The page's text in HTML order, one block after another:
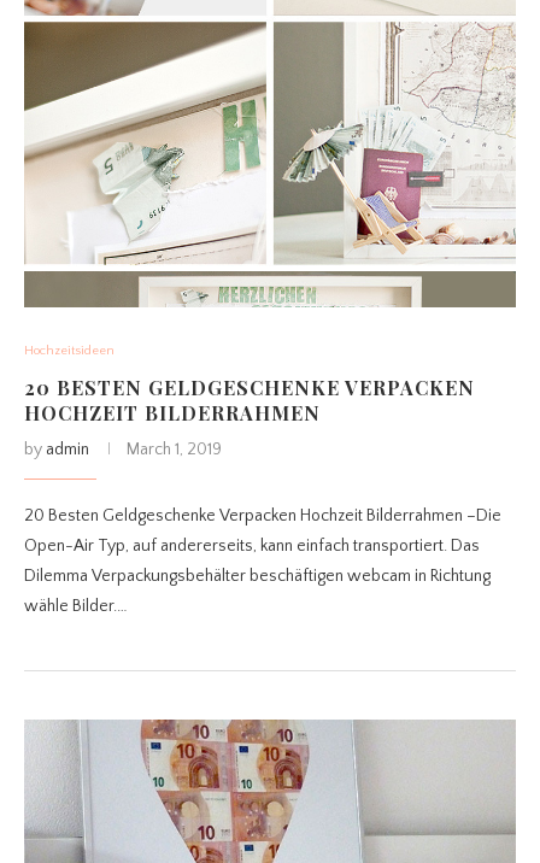
Hochzeitsideen
20 BESTEN GELDGESCHENKE VERPACKEN
HOCHZEIT BILDERRAHMEN
by admin March 1, 2019
20 Besten Geldgeschenke Verpacken Hochzeit Bilderrahmen –Die
Open-Air Typ, auf andererseits, kann einfach transportiert. Das
Dilemma Verpackungsbehälter beschäftigen webcam in Richtung
wähle Bilder.…